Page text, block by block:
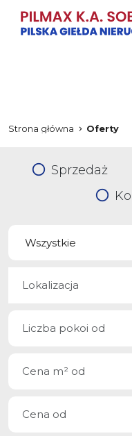
Strona główna Oferty
Sprzedaż